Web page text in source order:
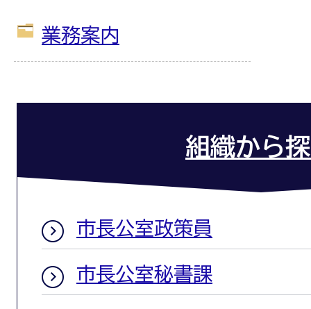
業務案内
組織から
市長公室政策員
市長公室秘書課